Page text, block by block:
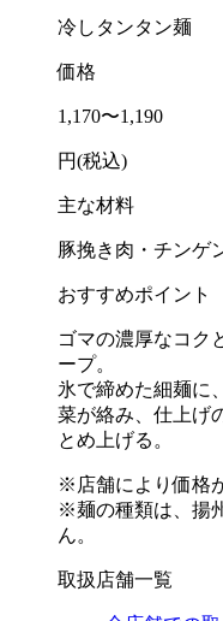
冷しタンタン麺
価格
1,170〜1,190
円(税込)
主な材料
豚挽き肉・チンゲ
おすすめポイント
ゴマの濃厚なコク
ープ。
氷で締めた細麺に
菜が絡み、仕上げ
とめ上げる。
※店舗により価格
※麺の種類は、揚
ん。
取扱店舗一覧